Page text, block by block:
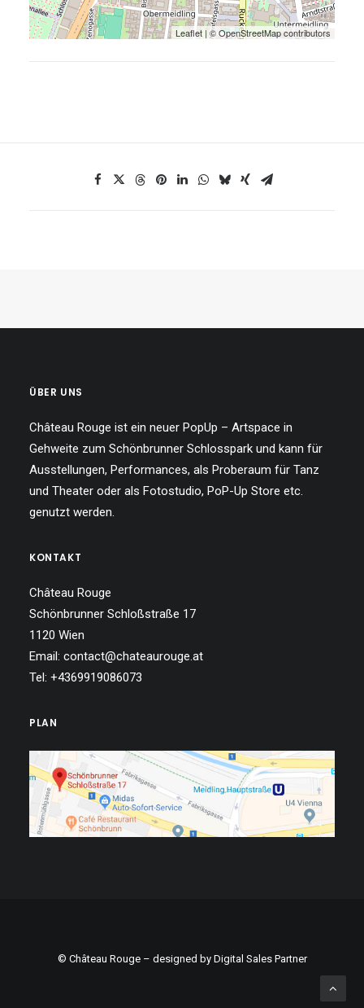
Leaflet | ©OpenStreetMapcontributors
ÜBER UNS
Château Rouge ist ein neuer PopUp – Artspace in
Gehweite zum Schönbrunner Schlosspark und kann für
Ausstellungen, Performances, als Proberaum für Tanz
und Theater oder als Fotostudio, PoP-Up Store etc.
genutzt werden.
KONTAKT
Château Rouge
Schönbrunner Schloßstraße 17
1120 Wien
Email: contact@chateaurouge.at
Tel: +4369919086073
PLAN
© Château Rouge – designed by Digital Sales Partner